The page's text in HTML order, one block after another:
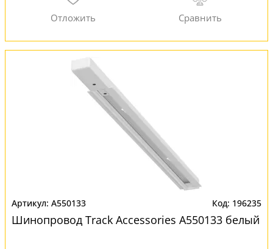
A550133 196235
Шинопровод Track Accessories A550133 белый